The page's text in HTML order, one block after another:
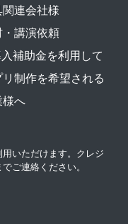
関連会社様
・講演依頼
入補助金を利用して
リ制作を希望される
様へ
いただけます。クレジ
ご連絡ください。